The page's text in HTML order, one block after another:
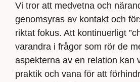
Vi tror att medvetna och
genomsyras av kontakt och
riktat fokus. Att kontinuerligt
varandra i frågor som rör de
aspekterna av en relation kan
praktik och vana för att